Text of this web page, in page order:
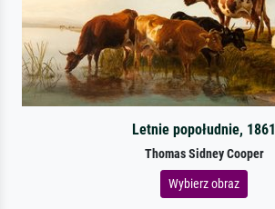
Letnie popołudnie, 1861
Thomas Sidney Cooper
Wybierz obraz